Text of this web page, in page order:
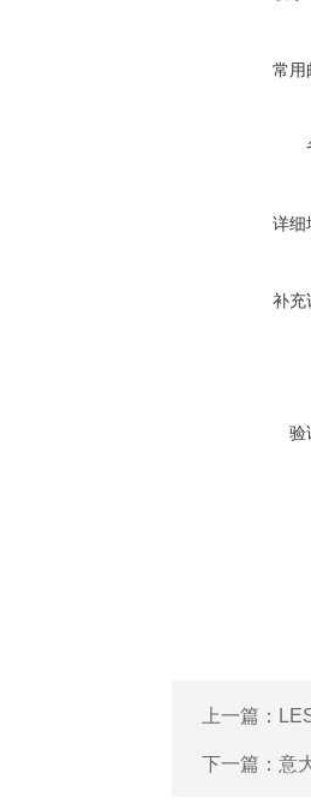
常用
详细
补充
验
上一篇：
下一篇： 意